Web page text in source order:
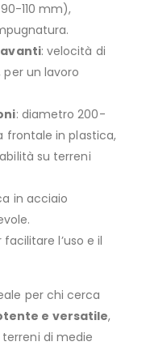
110 mm),
avanti: velocità di
per un lavoro
: diametro 200-
frontale in plastica,
su terreni
in acciaio
l’uso e il
per chi cerca
e versatile,
di medie